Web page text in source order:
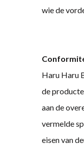
wie de
Haru Haru
de
aan de
vermelde
eisen van